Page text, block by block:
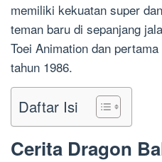
memiliki kekuatan super
teman baru di sepanjang
Toei Animation dan
tahun 1986.
Daftar Isi
Cerita Dragon